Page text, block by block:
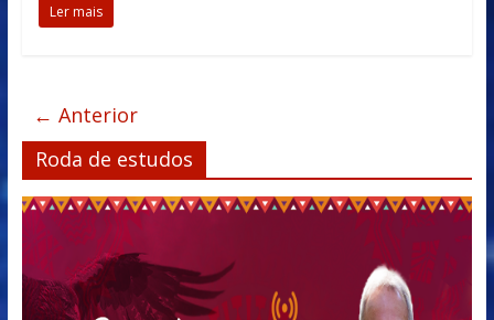
Ler mais
← Anterior
Roda de estudos